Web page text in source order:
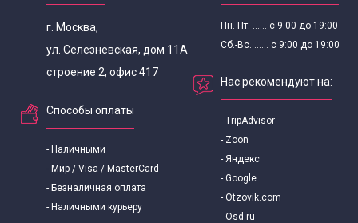
г. Москва,
ул. Селезневская, дом 11А
строение 2, офис 417
Способы оплаты
- Наличными
- Мир / Visa / MasterCard
- Безналичная оплата
- Наличными курьеру
Пн.-Пт. ...... с 9:00 до 19:00
Сб.-Вс. ...... с 9:00 до 19:00
Нас рекомендуют на:
- TripAdvisor
- Zoon
- Яндекс
- Google
- Otzovik.com
- Osd.ru